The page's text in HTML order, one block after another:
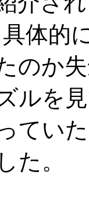
体的
のか
ルを
てい
た。